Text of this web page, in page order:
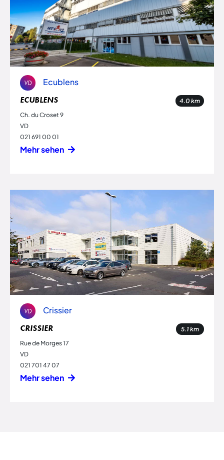
VD Ecublens
ECUBLENS 4.0 km
Ch. du Croset 9
VD
021 691 00 01
Mehr sehen
VD Crissier
CRISSIER 5.1km
Rue de Morges 17
VD
021 701 47 07
Mehr sehen